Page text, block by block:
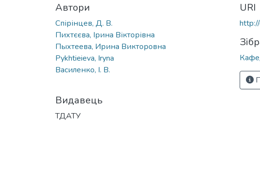
Автори
Спірінцев, Д. В.
Пихтєєва, Ірина Вікторівна
Пыхтеева, Ирина Викторовна
Pykhtieieva, Iryna
Василенко, І. В.
Видавець
ТДАТУ
URI